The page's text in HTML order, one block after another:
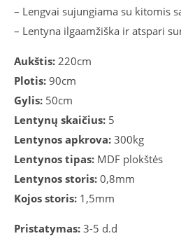
– Lengvai sujungiama su kitomis
– Lentyna ilgaamžiška ir atspari
Aukštis: 220cm
Plotis: 90cm
Gylis: 50cm
Lentynų skaičius: 5
Lentynos apkrova: 300kg
Lentynos tipas: MDF plokštės
Lentynos storis: 0,8mm
Kojos storis: 1,5mm
Pristatymas: 3-5 d.d